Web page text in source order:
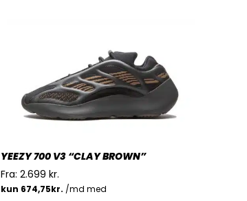
YEEZY 700 V3 “CLAY BROWN”
Fra: 2.699 kr.